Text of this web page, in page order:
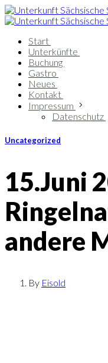
Start
Unterkünfte
Buchung
Gastro
Neues
Kontakt
Impressum
Datenschutz
Uncategorized
15.Juni
andere
By Eisold